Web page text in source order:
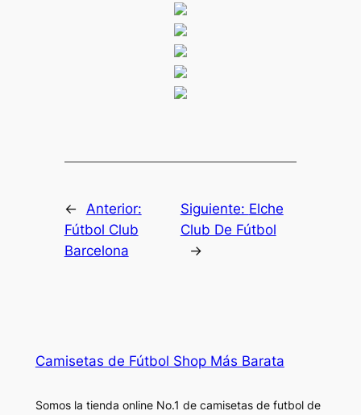
← Anterior:
Fútbol Club
Barcelona
Siguiente: Elche
Club De Fútbol
→
Camisetas de Fútbol Shop Más Barata
Somos la tienda online No.1 de camisetas de futbol de